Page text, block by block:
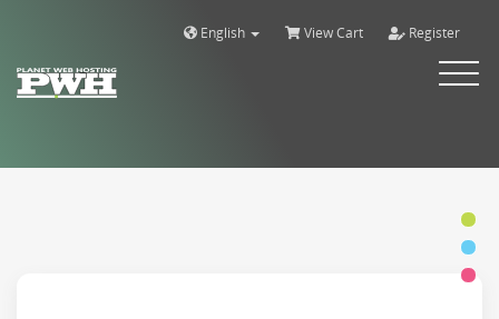
English View Cart Register
Alternar